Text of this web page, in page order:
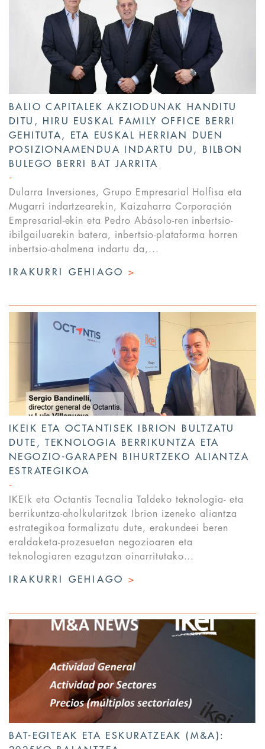
BALIO CAPITALEK AKZIODUNAK HANDITU
DITU, HIRU EUSKAL FAMILY OFFICE BERRI
GEHITUTA, ETA EUSKAL HERRIAN DUEN
POSIZIONAMENDUA INDARTU DU, BILBON
BULEGO BERRI BAT JARRITA
Dularra Inversiones, Grupo Empresarial Holfisa eta
Mugarri indartzearekin, Kaizaharra Corporación
Empresarial-ekin eta Pedro Abásolo-ren inbertsio-
ibilgailuarekin batera, inbertsio-plataforma horren
inbertsio-ahalmena indartu da,...
IRAKURRI GEHIAGO>
IKEIK ETA OCTANTISEK IBRION BULTZATU
DUTE, TEKNOLOGIA BERRIKUNTZA ETA
NEGOZIO-GARAPEN BIHURTZEKO ALIANTZA
ESTRATEGIKOA
IKEIk eta Octantis Tecnalia Taldeko teknologia- eta
berrikuntza-aholkularitzak Ibrion izeneko aliantza
estrategikoa formalizatu dute, erakundeei beren
eraldaketa-prozesuetan negozioaren eta
teknologiaren ezagutzan oinarritutako...
IRAKURRI GEHIAGO>
BAT-EGITEAK ETA ESKURATZEAK (M&A):